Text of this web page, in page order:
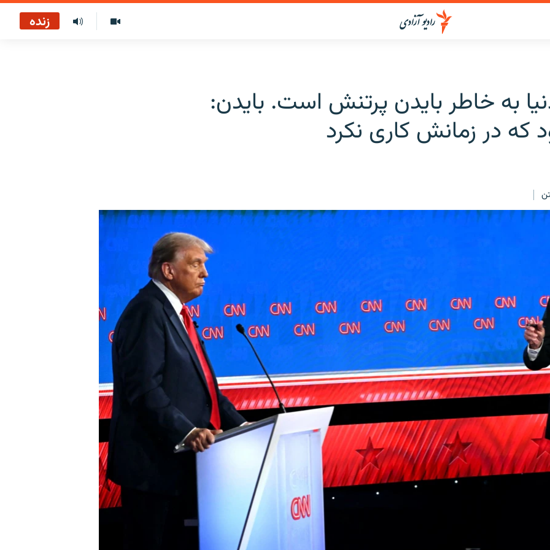
زنده
به خاطر بایدن پرتنش است. بایدن:
که در زمانش کاری نکرد